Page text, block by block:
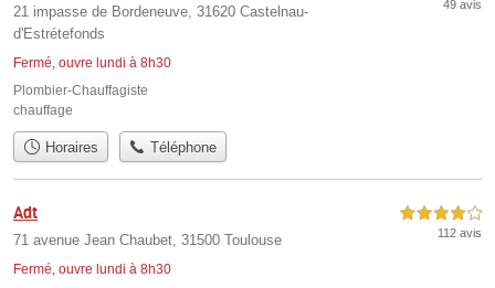
21 impasse de Bordeneuve, 31620 Castelnau-
d'Estrétefonds
Fermé, ouvre lundi à 8h30
49 avis
Plombier-Chauffagiste
chauffage
Horaires Téléphone
Adt
71 avenue Jean Chaubet, 31500 Toulouse
Fermé, ouvre lundi à 8h30
4,0 étoiles sur 5
112 avis